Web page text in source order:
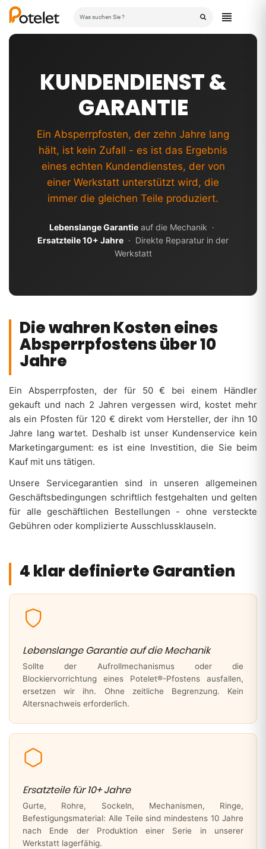
KUNDENDIENST &
GARANTIE
Ein Absperrpfosten, der zehn Jahre lang
hält, ist kein Zufall - es ist das Ergebnis
eines echten Kundendienstes, der von
einer Werkstatt unterstützt wird, die
immer die gleichen Teile produziert.
Lebenslange Garantie auf die Mechanik ·
Ersatzteile 10+ Jahre · Direkte Reparatur in der
Werkstatt
Die wahren Kosten eines
Absperrpfostens über 10
Jahre
Ein Absperrpfosten, der für 50 € bei einem Händler
gekauft und nach 2 Jahren vergessen wird, kostet mehr
als ein Pfosten für 120 € direkt vom Hersteller, der ihn 10
Jahre lang wartet. Deshalb ist unser Kundenservice kein
Marketingargument: es ist eine Investition, die Sie beim
Kauf mit uns tätigen.
Unsere Servicegarantien sind in unseren allgemeinen
Geschäftsbedingungen schriftlich festgehalten und gelten
für alle geschäftlichen Bestellungen - ohne versteckte
Gebühren oder komplizierte Ausschlussklauseln.
4 klar definierte Garantien
Lebenslange Garantie auf die Mechanik
Sollte der Aufrollmechanismus oder die
Blockiervorrichtung eines Potelet®-Pfostens ausfallen,
ersetzen wir ihn. Ohne zeitliche Begrenzung. Kein
Altersnachweis erforderlich.
Ersatzteile für 10+ Jahre
Gurte, Rohre, Sockeln, Mechanismen, Ringe,
Befestigungsmaterial: Alle Teile sind mindestens 10 Jahre
nach Ende der Produktion einer Serie in unserer
Werkstatt lagerfähig.